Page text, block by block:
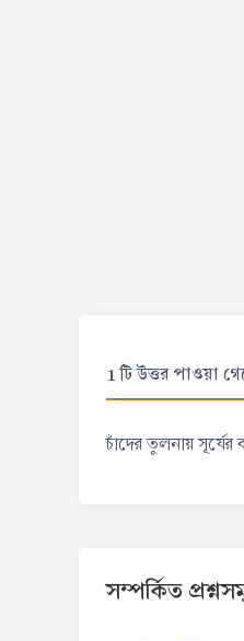
1 টি উত্তর পাওয়া
চাঁদের তুলনায় সূর্যের
সম্পর্কিত